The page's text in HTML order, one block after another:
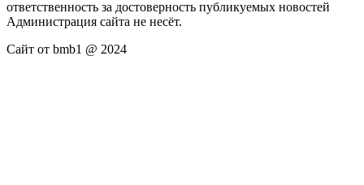
ответственность за достоверность публикуемых новостей
Администрация сайта не несёт.
Сайт от bmb1 @ 2024